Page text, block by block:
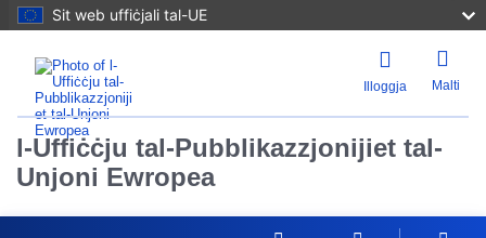
Sit web uffiċjali tal-UE
Illoggja Malti
l-Uffiċċju tal-Pubblikazzjonijiet tal-
Unjoni Ewropea